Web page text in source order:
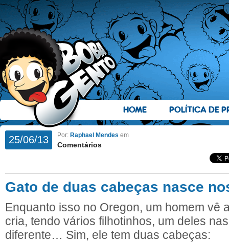
HOME POLÍTICA DE
25/06/13 Por: Raphael Mendes em
Comentários
Gato de duas cabeças nasce
Enquanto isso no Oregon, um homem vê
cria, tendo vários filhotinhos, um deles
diferente… Sim, ele tem duas cabeças: